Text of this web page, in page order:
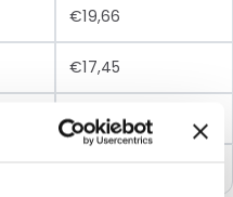
€19,66
€17,45
€14,96